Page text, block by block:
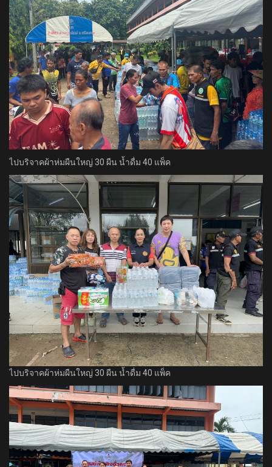
ไปบริจาคผ้าห่มผืนใหญ่ 30 ผืน น้ำดื่ม 40 แพ็ค
ไปบริจาคผ้าห่มผืนใหญ่ 30 ผืน น้ำดื่ม 40 แพ็ค